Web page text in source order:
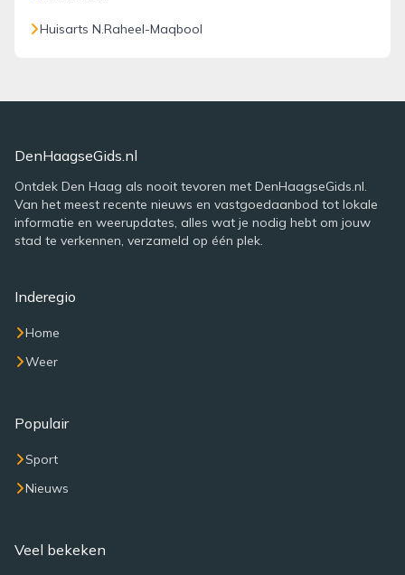
Huisarts N.Raheel-Maqbool
DenHaagseGids.nl
Ontdek Den Haag als nooit tevoren met DenHaagseGids.nl.
Van het meest recente nieuws en vastgoedaanbod tot lokale
informatie en weerupdates, alles wat je nodig hebt om jouw
stad te verkennen, verzameld op één plek.
Inderegio
Home
Weer
Populair
Sport
Nieuws
Veel bekeken